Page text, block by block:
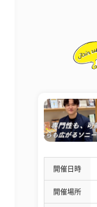
開催日時
開催場所